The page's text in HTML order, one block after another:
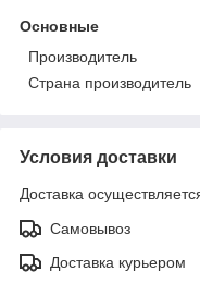
Основные
Производитель
Страна производитель
Условия доставки
Доставка
Самовывоз
Доставка курьером